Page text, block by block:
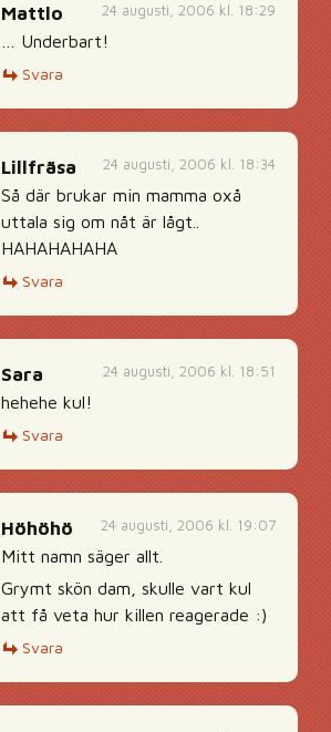
24 augusti, 2006 kl. 18:29
Mattlo
… Underbart!
Svara
24 augusti, 2006 kl. 18:34
Lillfräsa
Så där brukar min mamma oxå
uttala sig om nåt är lågt..
HAHAHAHAHA
Svara
24 augusti, 2006 kl. 18:51
Sara
hehehe kul!
Svara
24 augusti, 2006 kl. 19:07
Höhöhö
Mitt namn säger allt.
Grymt skön dam, skulle vart kul
att få veta hur killen reagerade :)
Svara